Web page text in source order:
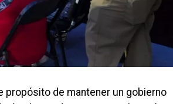
propósito de mantener un gobierno